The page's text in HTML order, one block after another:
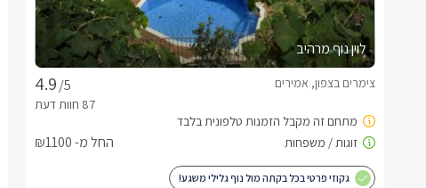
לוין נוף מרהיב
/5
צימרים בצפון, אמירים
החל מ- ₪1100
גקוזי פרטי בכל בקתה מול נוף גלילי משגע!